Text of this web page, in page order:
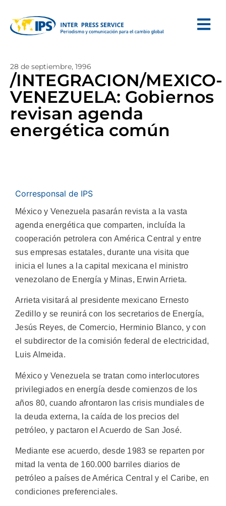
28 de septiembre, 1996
/INTEGRACION/MEXICO-
VENEZUELA: Gobiernos
revisan agenda
energética común
Corresponsal de IPS
México y Venezuela pasarán revista a la vasta
agenda energética que comparten, incluída la
cooperación petrolera con América Central y entre
sus empresas estatales, durante una visita que
inicia el lunes a la capital mexicana el ministro
venezolano de Energía y Minas, Erwin Arrieta.
Arrieta visitará al presidente mexicano Ernesto
Zedillo y se reunirá con los secretarios de Energía,
Jesús Reyes, de Comercio, Herminio Blanco, y con
el subdirector de la comisión federal de electricidad,
Luis Almeida.
México y Venezuela se tratan como interlocutores
privilegiados en energía desde comienzos de los
años 80, cuando afrontaron las crisis mundiales de
la deuda externa, la caída de los precios del
petróleo, y pactaron el Acuerdo de San José.
Mediante ese acuerdo, desde 1983 se reparten por
mitad la venta de 160.000 barriles diarios de
petróleo a países de América Central y el Caribe, en
condiciones preferenciales.